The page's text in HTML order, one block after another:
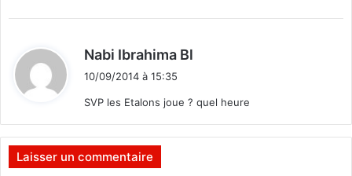
Nabi Ibrahima Bl
:
10/09/2014 à 15:35
SVP les Etalons joue ? quel heure
Laisser un commentaire